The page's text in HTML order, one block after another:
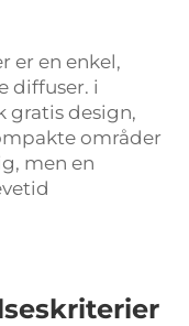
er en enkel,
diffuser. i
gratis design,
områder
men en